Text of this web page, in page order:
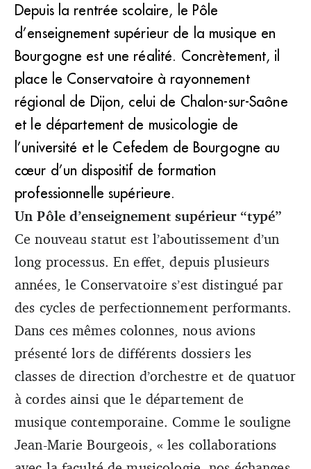
Depuis la rentrée scolaire, le Pôle
d’enseignement supérieur de la musique en
Bourgogne est une réalité. Concrètement, il
place le Conservatoire à rayonnement
régional de Dijon, celui de Chalon-sur-Saône
et le département de musicologie de
l’université et le Cefedem de Bourgogne au
cœur d’un dispositif de formation
professionnelle supérieure.
Un Pôle d’enseignement supérieur “typé”
Ce nouveau statut est l’aboutissement d’un
long processus. En effet, depuis plusieurs
années, le Conservatoire s’est distingué par
des cycles de perfectionnement performants.
Dans ces mêmes colonnes, nous avions
présenté lors de différents dossiers les
classes de direction d’orchestre et de quatuor
à cordes ainsi que le département de
musique contemporaine. Comme le souligne
Jean-Marie Bourgeois, « les collaborations